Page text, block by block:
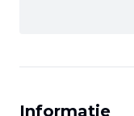
Informatie